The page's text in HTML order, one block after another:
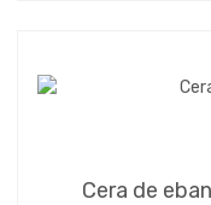
Cera de